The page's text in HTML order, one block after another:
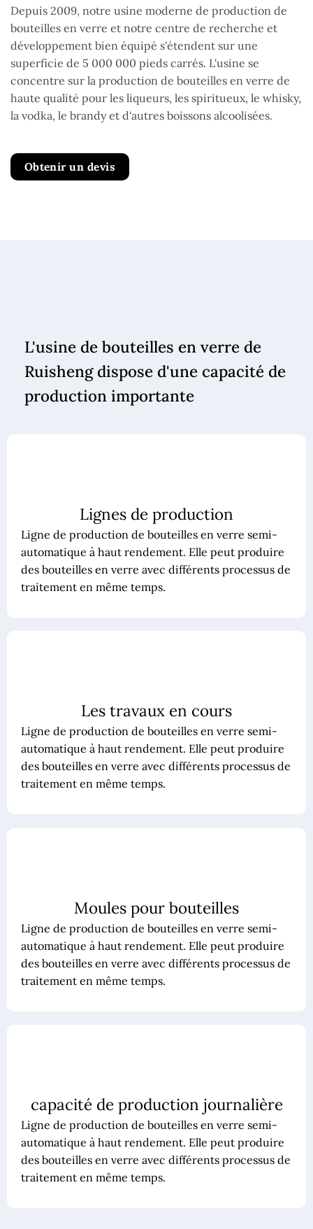
Depuis 2009, notre usine moderne de production de
bouteilles en verre et notre centre de recherche et
développement bien équipé s'étendent sur une
superficie de 5 000 000 pieds carrés. L'usine se
concentre sur la production de bouteilles en verre de
haute qualité pour les liqueurs, les spiritueux, le whisky,
la vodka, le brandy et d'autres boissons alcoolisées.
Obtenir un devis
L'usine de bouteilles en verre de
Ruisheng dispose d'une capacité de
production importante
Lignes de production
Ligne de production de bouteilles en verre semi-
automatique à haut rendement. Elle peut produire
des bouteilles en verre avec différents processus de
traitement en même temps.
Les travaux en cours
Ligne de production de bouteilles en verre semi-
automatique à haut rendement. Elle peut produire
des bouteilles en verre avec différents processus de
traitement en même temps.
Moules pour bouteilles
Ligne de production de bouteilles en verre semi-
automatique à haut rendement. Elle peut produire
des bouteilles en verre avec différents processus de
traitement en même temps.
capacité de production journalière
Ligne de production de bouteilles en verre semi-
automatique à haut rendement. Elle peut produire
des bouteilles en verre avec différents processus de
traitement en même temps.